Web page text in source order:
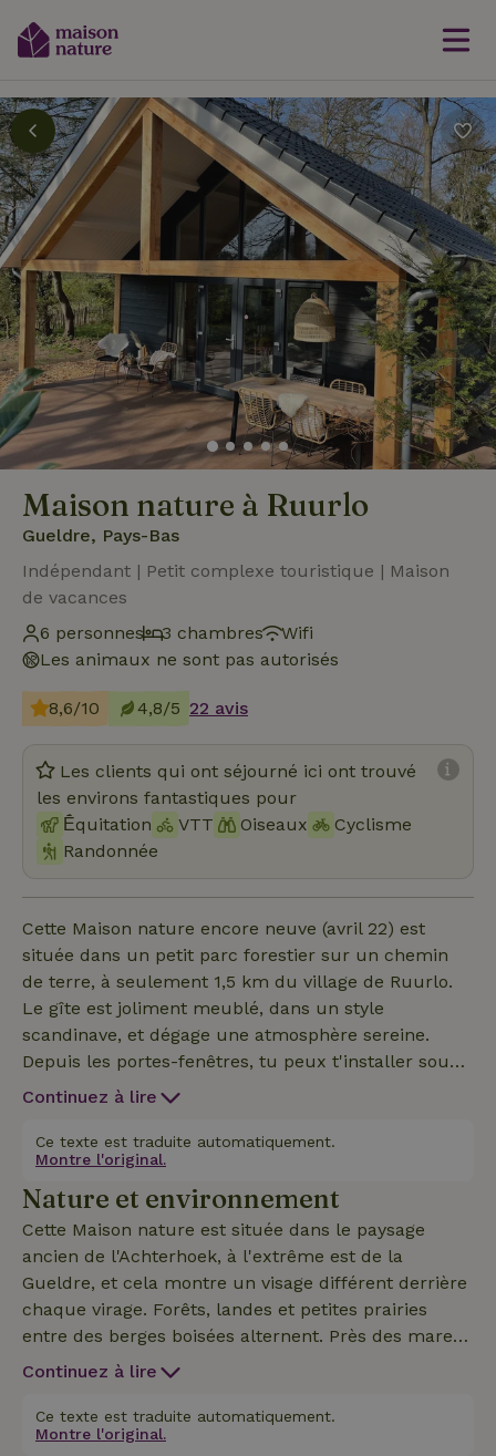
Maison nature à Ruurlo
Gueldre, Pays-Bas
Indépendant | Petit complexe touristique | Maison
de vacances
6 personnes
3 chambres
Wifi
Les animaux ne sont pas autorisés
8,6/10 4,8/5 22 avis
Les clients qui ont séjourné ici ont trouvé
les environs fantastiques pour
Ḗquitation
VTT Oiseaux
Cyclisme
Randonnée
Cette Maison nature encore neuve (avril 22) est
située dans un petit parc forestier sur un chemin
de terre, à seulement 1,5 km du village de Ruurlo.
Le gîte est joliment meublé, dans un style
scandinave, et dégage une atmosphère sereine.
Depuis les portes-fenêtres, tu peux t'installer sous
la véranda couverte, où tu pourras profiter du plein
regardes jusqu'au faîte du toit, merveilleusement
spacieux ! La cuisine moderne est équipée d'un
four/micro-ondes et d'un lave-vaisselle. Le lodge
dispose de deux chambres au rez-de-chaussée et
d'un grenier douillet au premier étage, toutes
équipées de lits à ressorts très confortables. La
cheminée atmosphérique au GAZ dans le salon
complète l'atmosphère de la forêt. Sans fumée et
de la maison. Notre parc est délicieusement situé à
la campagne. Cela inclut bien sûr les odeurs et les
bruits de la campagne :)
Continuez à lire
Ce texte est traduite automatiquement.
Montre l'original.
Nature et environnement
Cette Maison nature est située dans le paysage
ancien de l'Achterhoek, à l'extrême est de la
Gueldre, et cela montre un visage différent derrière
chaque virage. Forêts, landes et petites prairies
entre des berges boisées alternent. Près des mares
à grenouilles, tu peux entendre les concerts
au bord d'un ruisseau, tu verras peut-être passer
un rapide éclair bleu : le martin-pêcheur.
Continuez à lire
Ce texte est traduite automatiquement.
Montre l'original.